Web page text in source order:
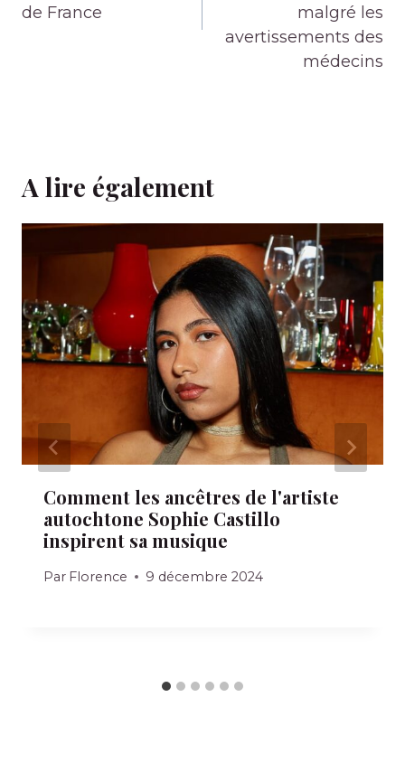
de France
malgré les
avertissements des
médecins
A lire également
Comment les ancêtres de l'artiste
autochtone Sophie Castillo
inspirent sa musique
Par Florence 9 décembre 2024